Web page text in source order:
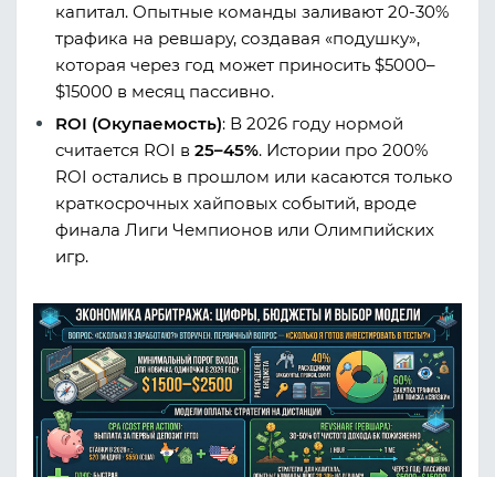
капитал. Опытные команды заливают 20-30%
трафика на ревшару, создавая «подушку»,
которая через год может приносить $5000–
$15000 в месяц пассивно.
ROI (Окупаемость): В 2026 году нормой
считается ROI в 25–45%. Истории про 200%
ROI остались в прошлом или касаются только
краткосрочных хайповых событий, вроде
финала Лиги Чемпионов или Олимпийских
игр.